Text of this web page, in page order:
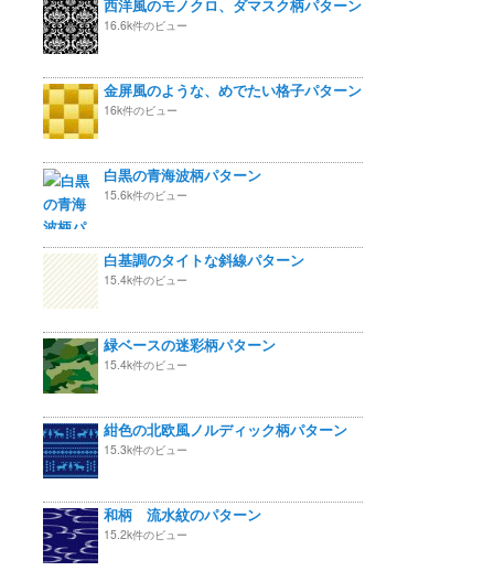
西洋風のモノクロ、ダマスク柄パターン
16.6k件のビュー
金屏風のような、めでたい格子パターン
16k件のビュー
白黒の青海波柄パターン
15.6k件のビュー
白基調のタイトな斜線パターン
15.4k件のビュー
緑ベースの迷彩柄パターン
15.4k件のビュー
紺色の北欧風ノルディック柄パターン
15.3k件のビュー
和柄 流水紋のパターン
15.2k件のビュー